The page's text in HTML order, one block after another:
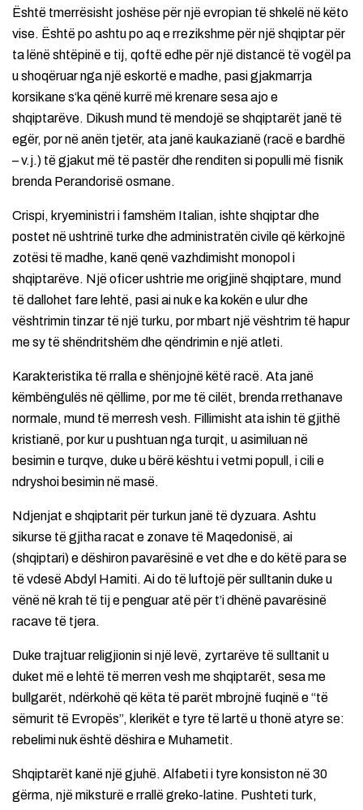
Është tmerrësisht joshëse për një evropian të shkelë në këto
vise. Është po ashtu po aq e rrezikshme për një shqiptar për
ta lënë shtëpinë e tij, qoftë edhe për një distancë të vogël pa
u shoqëruar nga një eskortë e madhe, pasi gjakmarrja
korsikane s‘ka qënë kurrë më krenare sesa ajo e
shqiptarëve. Dikush mund të mendojë se shqiptarët janë të
egër, por në anën tjetër, ata janë kaukazianë (racë e bardhë
– v.j.) të gjakut më të pastër dhe renditen si populli më fisnik
brenda Perandorisë osmane.
Crispi, kryeministri i famshëm Italian, ishte shqiptar dhe
postet në ushtrinë turke dhe administratën civile që kërkojnë
zotësi të madhe, kanë qenë vazhdimisht monopol i
shqiptarëve. Një oficer ushtrie me origjinë shqiptare, mund
të dallohet fare lehtë, pasi ai nuk e ka kokën e ulur dhe
vështrimin tinzar të një turku, por mbart një vështrim të hapur
me sy të shëndritshëm dhe qëndrimin e një atleti.
Karakteristika të rralla e shënjojnë këtë racë. Ata janë
këmbëngulës në qëllime, por me të cilët, brenda rrethanave
normale, mund të merresh vesh. Fillimisht ata ishin të gjithë
kristianë, por kur u pushtuan nga turqit, u asimiluan në
besimin e turqve, duke u bërë kështu i vetmi popull, i cili e
ndryshoi besimin në masë.
Ndjenjat e shqiptarit për turkun janë të dyzuara. Ashtu
sikurse të gjitha racat e zonave të Maqedonisë, ai
(shqiptari) e dëshiron pavarësinë e vet dhe e do këtë para se
të vdesë Abdyl Hamiti. Ai do të luftojë për sulltanin duke u
vënë në krah të tij e penguar atë për t’i dhënë pavarësinë
racave të tjera.
Duke trajtuar religjionin si një levë, zyrtarëve të sulltanit u
duket më e lehtë të merren vesh me shqiptarët, sesa me
bullgarët, ndërkohë që këta të parët mbrojnë fuqinë e “të
sëmurit të Evropës”, klerikët e tyre të lartë u thonë atyre se:
rebelimi nuk është dëshira e Muhametit.
Shqiptarët kanë një gjuhë. Alfabeti i tyre konsiston në 30
gërma, një miksturë e rrallë greko-latine. Pushteti turk,